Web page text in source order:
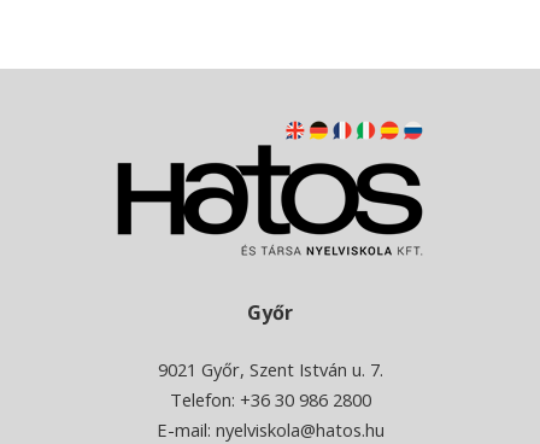
Győr
9021 Győr, Szent István u. 7.
Telefon: +36 30 986 2800
E-mail: nyelviskola@hatos.hu